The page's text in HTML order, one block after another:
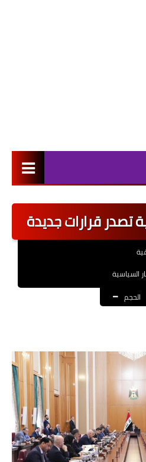
اخبار القطاع العام
نتائج التعيينات
العقود والاجور اليومية
القروض والسلف
قطع الاراضي
تصدر قرارات جديدة
السياسية
الحجم